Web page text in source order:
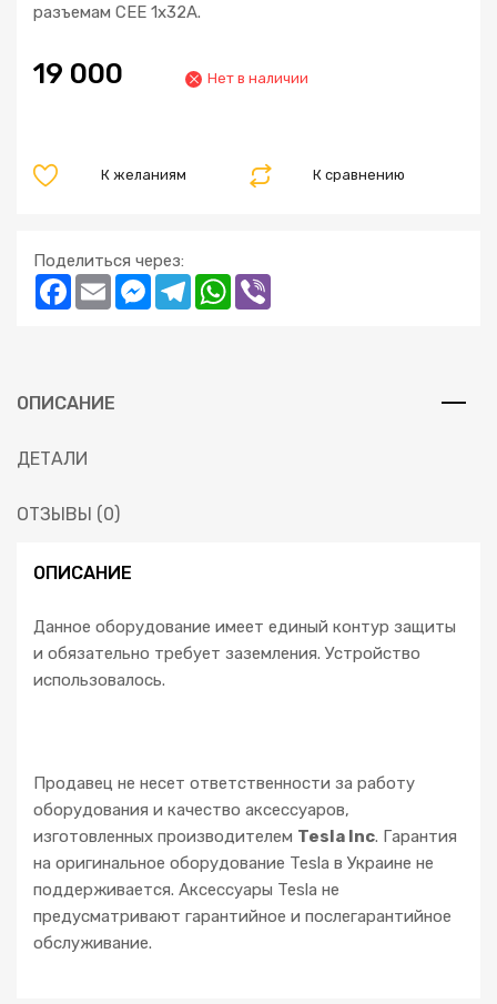
разъемам CEE 1x32A.
19 000 Нет в наличии
К сравнению
К желаниям
Поделиться через:
Facebook
Email Messenger
TelegramWhatsApp
ОПИСАНИЕ
ДЕТАЛИ
ОТЗЫВЫ (0)
ОПИСАНИЕ
Данное оборудование имеет единый контур защиты
и обязательно требует заземления. Устройство
использовалось.
Продавец не несет ответственности за работу
оборудования и качество аксессуаров,
изготовленных производителем Tesla Inc. Гарантия
на оригинальное оборудование Tesla в Украине не
поддерживается. Аксессуары Tesla не
предусматривают гарантийное и послегарантийное
обслуживание.